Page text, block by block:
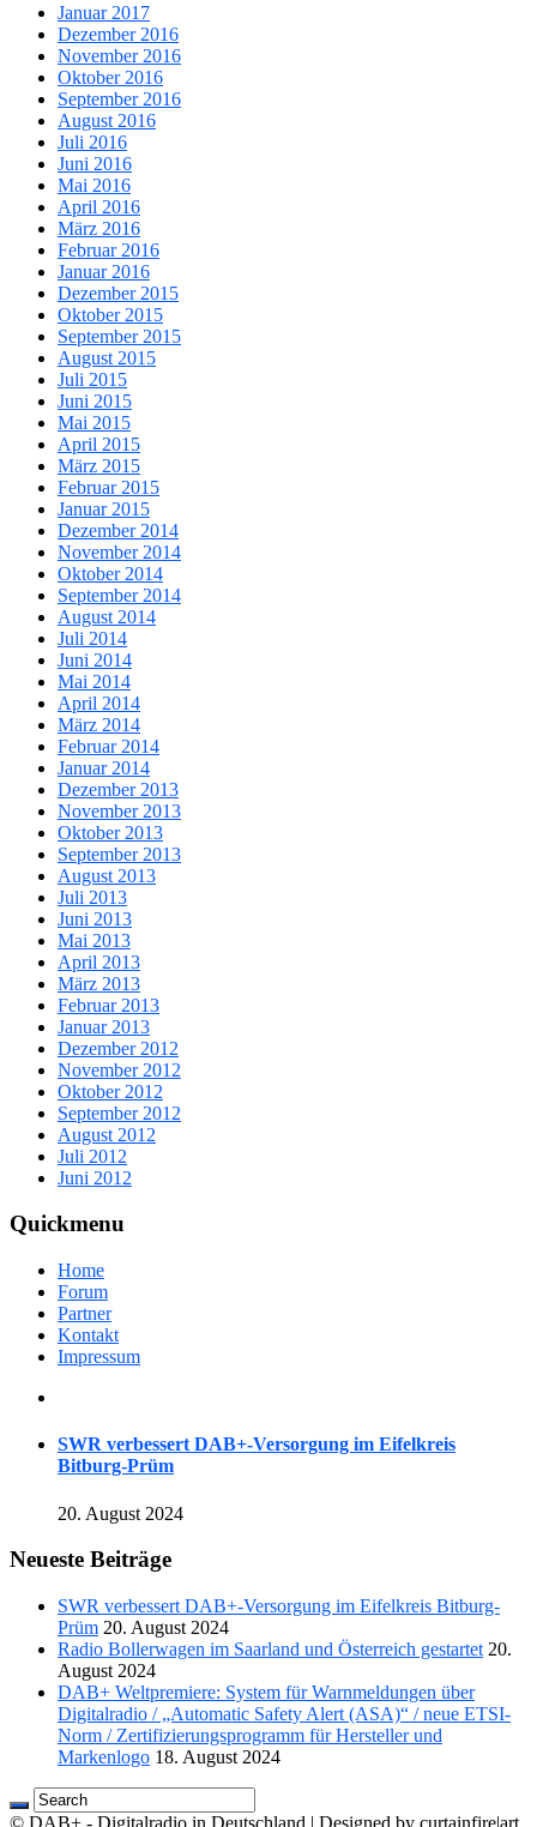
Januar 2017
Dezember 2016
November 2016
Oktober 2016
September 2016
August 2016
Juli 2016
Juni 2016
Mai 2016
April 2016
März 2016
Februar 2016
Januar 2016
Dezember 2015
Oktober 2015
September 2015
August 2015
Juli 2015
Juni 2015
Mai 2015
April 2015
März 2015
Februar 2015
Januar 2015
Dezember 2014
November 2014
Oktober 2014
September 2014
August 2014
Juli 2014
Juni 2014
Mai 2014
April 2014
März 2014
Februar 2014
Januar 2014
Dezember 2013
November 2013
Oktober 2013
September 2013
August 2013
Juli 2013
Juni 2013
Mai 2013
April 2013
März 2013
Februar 2013
Januar 2013
Dezember 2012
November 2012
Oktober 2012
September 2012
August 2012
Juli 2012
Juni 2012
Quickmenu
Home
Forum
Partner
Kontakt
Impressum
SWR verbessert DAB+-Versorgung im Eifelkreis
Bitburg-Prüm
20. August 2024
Neueste Beiträge
SWR verbessert DAB+-Versorgung im Eifelkreis Bitburg-
Prüm 20. August 2024
Radio Bollerwagen im Saarland und Österreich gestartet 20.
August 2024
DAB+ Weltpremiere: System für Warnmeldungen über
Digitalradio / „Automatic Safety Alert (ASA)“ / neue ETSI-
Norm / Zertifizierungsprogramm für Hersteller und
Markenlogo 18. August 2024
© DAB+ - Digitalradio in Deutschland | Designed by curtainfire|art